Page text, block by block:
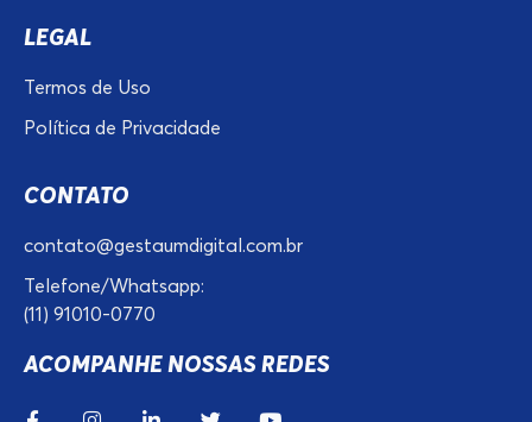
LEGAL
Termos de Uso
Política de Privacidade
CONTATO
contato@gestaumdigital.com.br
Telefone/Whatsapp:
(11) 91010-0770
ACOMPANHE NOSSAS REDES